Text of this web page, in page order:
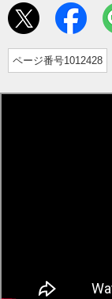
ページ番号1012428